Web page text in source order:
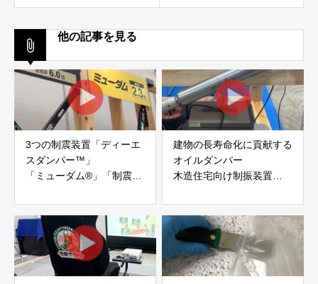
他の記事を見る
3つの制震装置「ディーエ
スダンパー™」
「ミューダム®」「制震テ
アイディールブレーン株式
会社
建物の長寿命化に貢献する
オイルダンパー
木造住宅向け制振装置
株式会社evoltz